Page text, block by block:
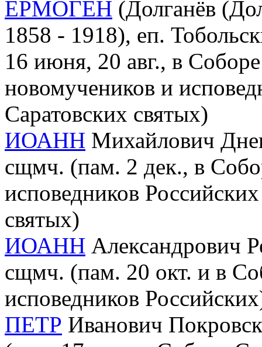
ЕРМОГЕН (Долганёв
1858 - 1918), еп.
16 июня, 20 авг., в
новомучеников и
Саратовских святых)
ИОАНН Михайлович
сщмч. (пам. 2 дек., в
исповедников
святых)
ИОАНН Александрович
cщмч. (пам. 20 окт. и в
исповедников
ПЕТР Иванович